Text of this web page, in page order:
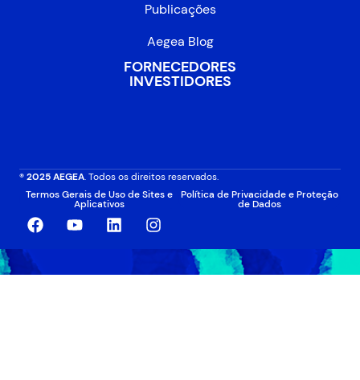
Publicações
Aegea Blog
FORNECEDORES
INVESTIDORES
® 2025 AEGEA. Todos os direitos reservados.
Termos Gerais de Uso de Sites e
Aplicativos
Política de Privacidade e Proteção
de Dados